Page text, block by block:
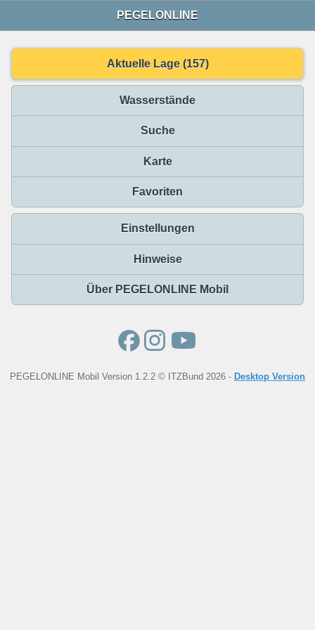
PEGELONLINE
Aktuelle Lage (157)
Wasserstände
Suche
Karte
Favoriten
Einstellungen
Hinweise
Über PEGELONLINE Mobil
PEGELONLINE Mobil Version 1.2.2 © ITZBund 2026 - Desktop Version